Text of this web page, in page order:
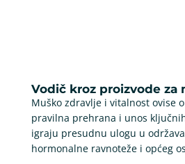
Vodič kroz proizvode za
Muško zdravlje i vitalnost ovise
pravilna prehrana i unos
igraju presudnu ulogu u
hormonalne ravnoteže i općeg